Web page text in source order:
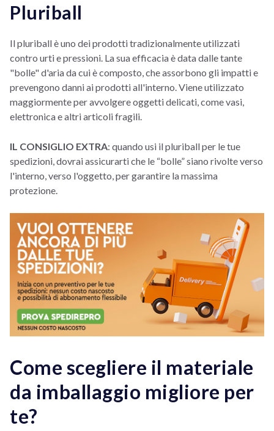
Pluriball
Il pluriball è uno dei prodotti tradizionalmente utilizzati
contro urti e pressioni. La sua efficacia è data dalle tante
"bolle" d'aria da cui è composto, che assorbono gli impatti e
prevengono danni ai prodotti all'interno. Viene utilizzato
maggiormente per avvolgere oggetti delicati, come vasi,
elettronica e altri articoli fragili.
IL CONSIGLIO EXTRA: quando usi il pluriball per le tue
spedizioni, dovrai assicurarti che le “bolle” siano rivolte verso
l'interno, verso l'oggetto, per garantire la massima
protezione.
Come scegliere il materiale
da imballaggio migliore per
te?